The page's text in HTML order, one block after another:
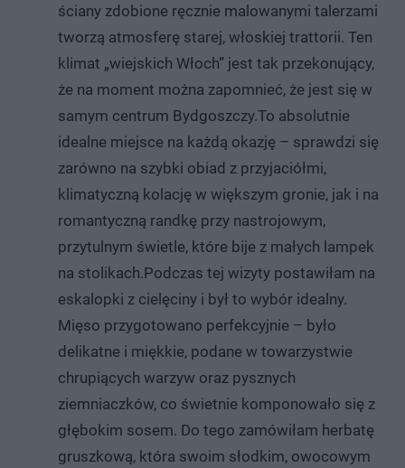
ściany zdobione ręcznie malowanymi talerzami
tworzą atmosferę starej, włoskiej trattorii. Ten
klimat „wiejskich Włoch” jest tak przekonujący,
że na moment można zapomnieć, że jest się w
samym centrum Bydgoszczy.To absolutnie
idealne miejsce na każdą okazję – sprawdzi się
zarówno na szybki obiad z przyjaciółmi,
klimatyczną kolację w większym gronie, jak i na
romantyczną randkę przy nastrojowym,
przytulnym świetle, które bije z małych lampek
na stolikach.Podczas tej wizyty postawiłam na
eskalopki z cielęciny i był to wybór idealny.
Mięso przygotowano perfekcyjnie – było
delikatne i miękkie, podane w towarzystwie
chrupiących warzyw oraz pysznych
ziemniaczków, co świetnie komponowało się z
głębokim sosem. Do tego zamówiłam herbatę
gruszkową, która swoim słodkim, owocowym